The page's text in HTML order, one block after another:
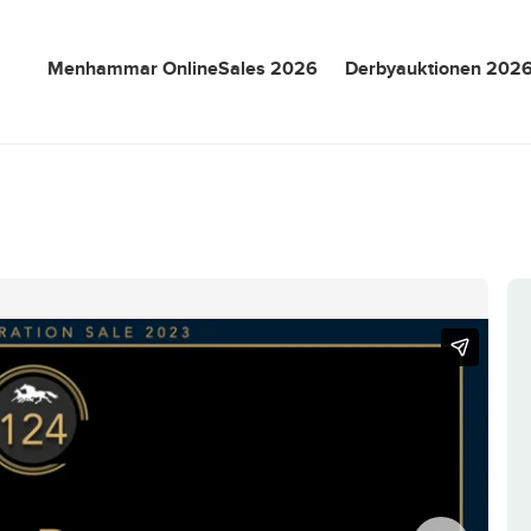
Menhammar OnlineSales 2026 Derbyauktionen